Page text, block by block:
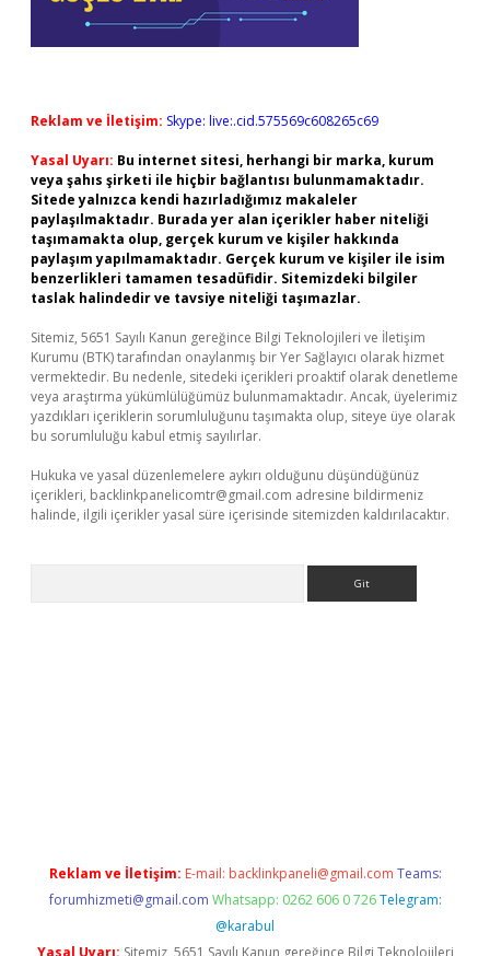
Reklam ve İletişim: Skype: live:.cid.575569c608265c69
Yasal Uyarı: Bu internet sitesi, herhangi bir marka, kurum
veya şahıs şirketi ile hiçbir bağlantısı bulunmamaktadır.
Sitede yalnızca kendi hazırladığımız makaleler
paylaşılmaktadır. Burada yer alan içerikler haber niteliği
taşımamakta olup, gerçek kurum ve kişiler hakkında
paylaşım yapılmamaktadır. Gerçek kurum ve kişiler ile isim
benzerlikleri tamamen tesadüfidir. Sitemizdeki bilgiler
taslak halindedir ve tavsiye niteliği taşımazlar.
Sitemiz, 5651 Sayılı Kanun gereğince Bilgi Teknolojileri ve İletişim
Kurumu (BTK) tarafından onaylanmış bir Yer Sağlayıcı olarak hizmet
vermektedir. Bu nedenle, sitedeki içerikleri proaktif olarak denetleme
veya araştırma yükümlülüğümüz bulunmamaktadır. Ancak, üyelerimiz
yazdıkları içeriklerin sorumluluğunu taşımakta olup, siteye üye olarak
bu sorumluluğu kabul etmiş sayılırlar.
Hukuka ve yasal düzenlemelere aykırı olduğunu düşündüğünüz
içerikleri, backlinkpanelicomtr@gmail.com adresine bildirmeniz
halinde, ilgili içerikler yasal süre içerisinde sitemizden kaldırılacaktır.
Reklam ve İletişim: E-mail: backlinkpaneli@gmail.com Teams:
forumhizmeti@gmail.com Whatsapp: 0262 606 0 726 Telegram:
@karabul
Yasal Uyarı: Sitemiz, 5651 Sayılı Kanun gereğince Bilgi Teknolojileri